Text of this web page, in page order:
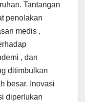
Tantangan
penolakan
medis ,
, dan
ditimbulkan
besar. Inovasi
diperlukan